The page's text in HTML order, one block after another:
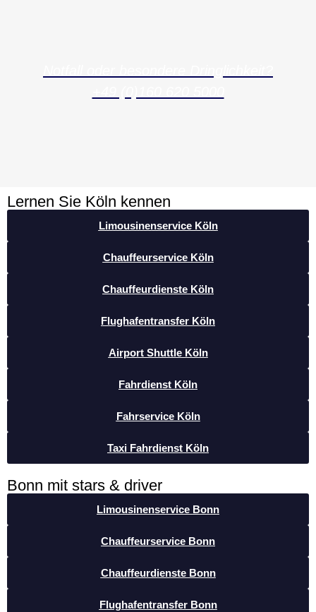
Lernen Sie Köln kennen
Limousinenservice Köln
Chauffeurservice Köln
Chauffeurdienste Köln
Flughafentransfer Köln
Airport Shuttle Köln
Fahrdienst Köln
Fahrservice Köln
Taxi Fahrdienst Köln
Bonn mit stars & driver
Limousinenservice Bonn
Chauffeurservice Bonn
Chauffeurdienste Bonn
Flughafentransfer Bonn